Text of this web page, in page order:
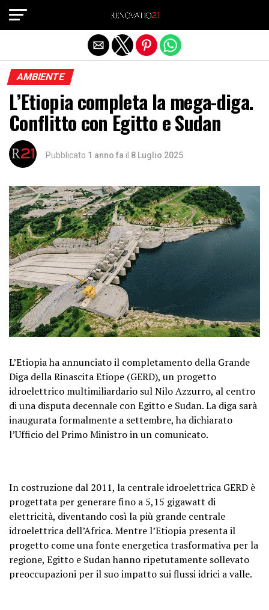
AMBIENTE
L’Etiopia completa la mega-diga.
Conflitto con Egitto e Sudan
Pubblicato 1 anno fa il 8 Luglio 2025
L’Etiopia ha annunciato il completamento della Grande
Diga della Rinascita Etiope (GERD), un progetto
idroelettrico multimiliardario sul Nilo Azzurro, al centro
di una disputa decennale con Egitto e Sudan. La diga sarà
inaugurata formalmente a settembre, ha dichiarato
l’Ufficio del Primo Ministro in un comunicato.
In costruzione dal 2011, la centrale idroelettrica GERD è
progettata per generare fino a 5,15 gigawatt di
elettricità, diventando così la più grande centrale
idroelettrica dell’Africa. Mentre l’Etiopia presenta il
progetto come una fonte energetica trasformativa per la
regione, Egitto e Sudan hanno ripetutamente sollevato
preoccupazioni per il suo impatto sui flussi idrici a valle.
Exit mobile version